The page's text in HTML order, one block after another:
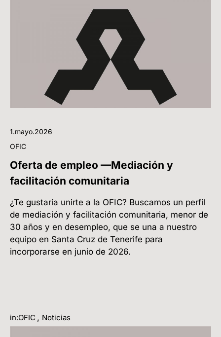
1.mayo.2026
OFIC
Oferta de empleo —Mediación y
facilitación comunitaria
¿Te gustaría unirte a la OFIC? Buscamos un perfil
de mediación y facilitación comunitaria, menor de
30 años y en desempleo, que se una a nuestro
equipo en Santa Cruz de Tenerife para
incorporarse en junio de 2026.
in:OFIC , Noticias